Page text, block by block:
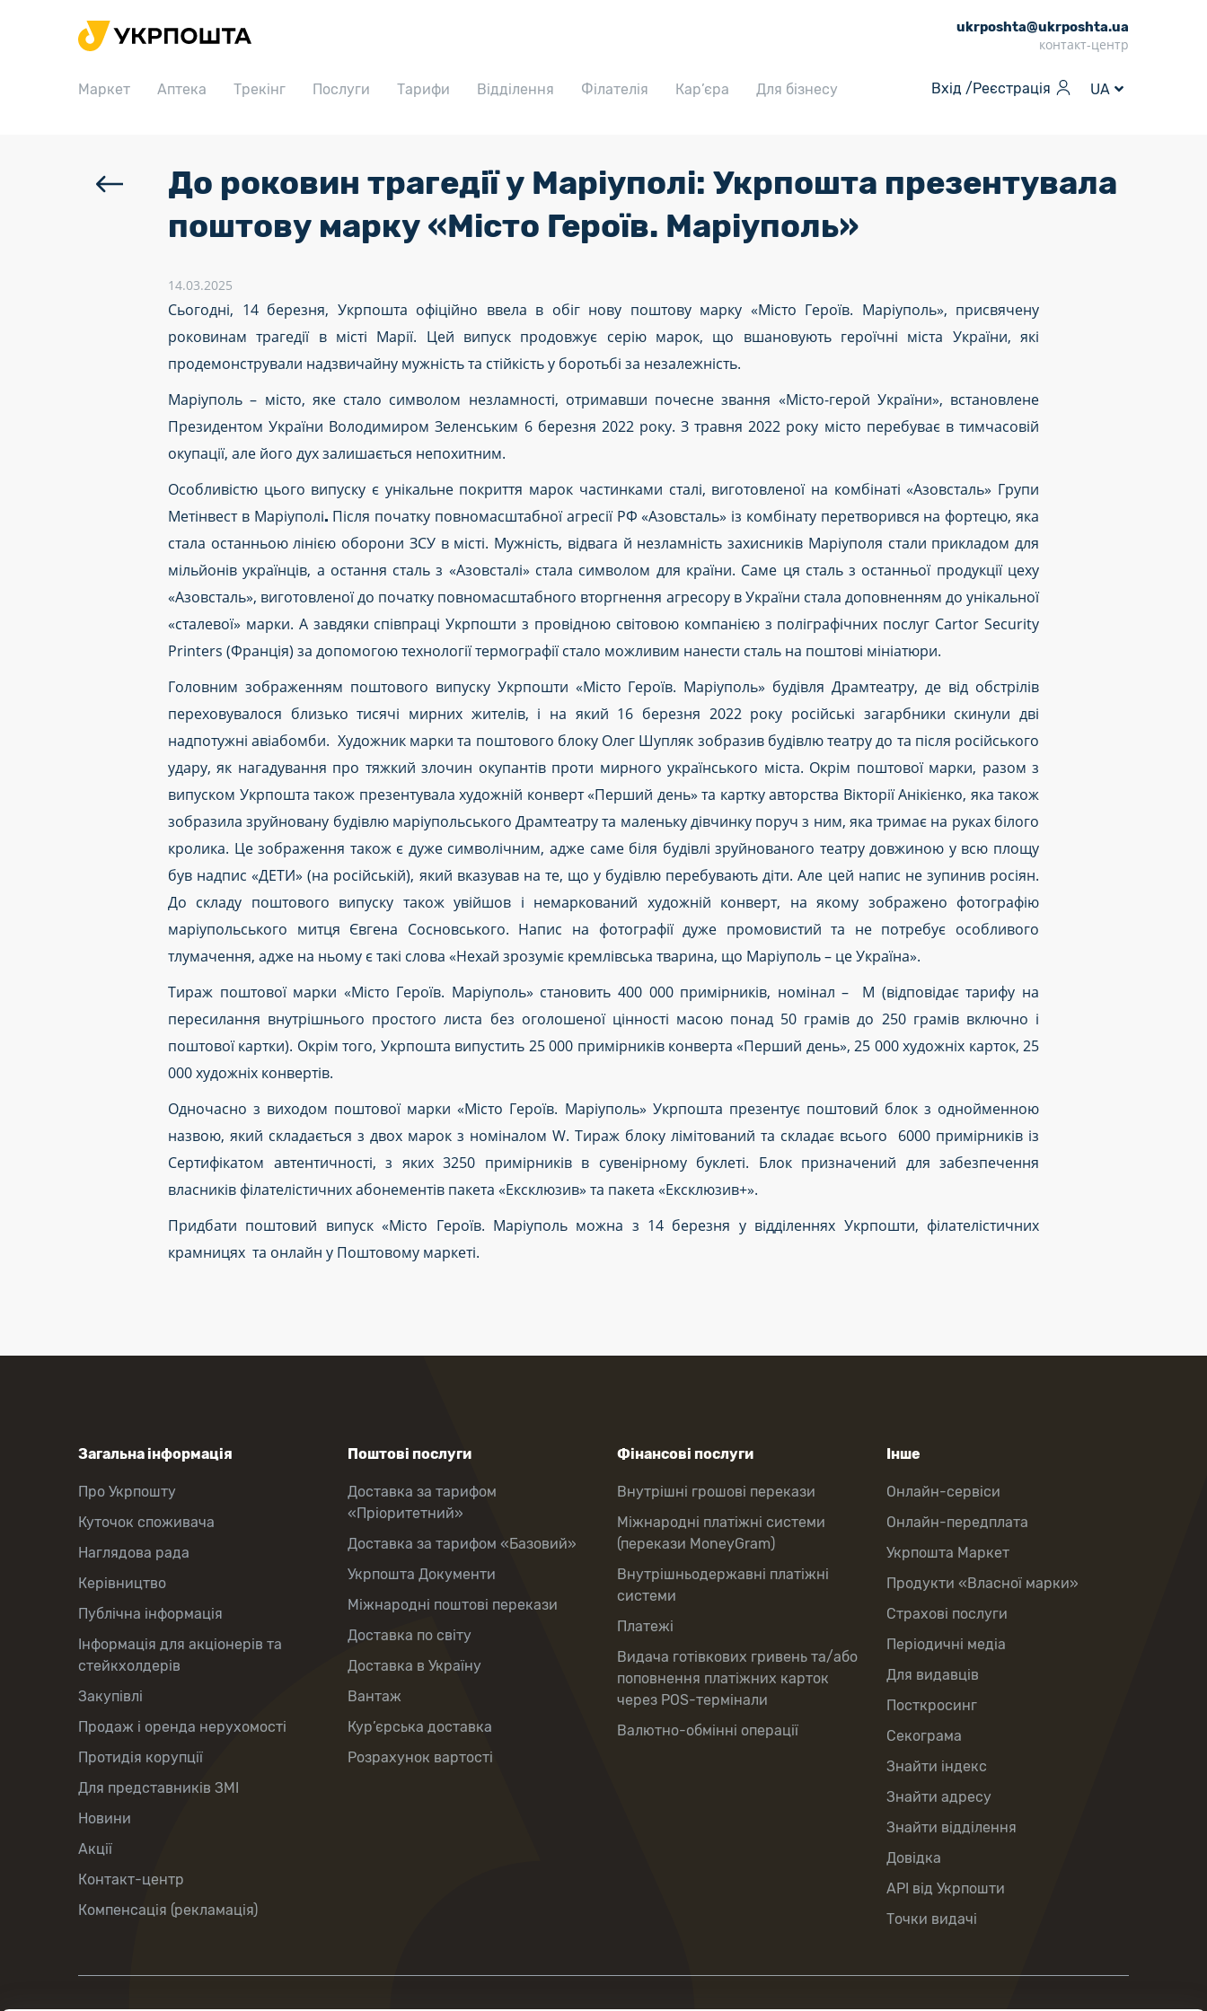
ukrposhta@ukrposhta.ua
контакт-центр
Маркет Аптека Трекінг Послуги Тарифи Відділення Філателія Кар’єра Для бізнесу Вхід /Реєстрація UA
Головна
Аптека
До роковин трагедії у Маріуполі: Укрпошта презентувала
поштову марку «Місто Героїв. Маріуполь»
14.03.2025
Сьогодні, 14 березня, Укрпошта офіційно ввела в обіг нову поштову марку «Місто Героїв. Маріуполь», присвячену
роковинам трагедії в місті Марії. Цей випуск продовжує серію марок, що вшановують героїчні міста України, які
продемонстрували надзвичайну мужність та стійкість у боротьбі за незалежність.
Маріуполь – місто, яке стало символом незламності, отримавши почесне звання «Місто-герой України», встановлене
Президентом України Володимиром Зеленським 6 березня 2022 року. З травня 2022 року місто перебуває в тимчасовій
окупації, але його дух залишається непохитним.
Особливістю цього випуску є унікальне покриття марок частинками сталі, виготовленої на комбінаті «Азовсталь» Групи
Метінвест в Маріуполі. Після початку повномасштабної агресії РФ «Азовсталь» із комбінату перетворився на фортецю, яка
стала останньою лінією оборони ЗСУ в місті. Мужність, відвага й незламність захисників Маріуполя стали прикладом для
мільйонів українців, а остання сталь з «Азовсталі» стала символом для країни. Саме ця сталь з останньої продукції цеху
«Азовсталь», виготовленої до початку повномасштабного вторгнення агресору в України стала доповненням до унікальної
«сталевої» марки. А завдяки співпраці Укрпошти з провідною світовою компанією з поліграфічних послуг Cartor Security
Printers (Франція) за допомогою технології термографії стало можливим нанести сталь на поштові мініатюри.
Головним зображенням поштового випуску Укрпошти «Місто Героїв. Маріуполь» будівля Драмтеатру,де від обстрілів
переховувалося близько тисячі мирних жителів, і на який 16 березня 2022 року російські загарбники скинули дві
надпотужні авіабомби. Художник марки та поштового блоку Олег Шупляк зобразив будівлю театру до та після російського
удару, як нагадування про тяжкий злочин окупантів проти мирного українського міста. Окрім поштової марки, разом з
випуском Укрпошта також презентувала художній конверт «Перший день» та картку авторства Вікторії Анікієнко, яка також
зобразила зруйновану будівлю маріупольського Драмтеатру та маленьку дівчинку поруч з ним, яка тримає на руках білого
кролика. Це зображення також є дуже символічним, адже саме біля будівлі зруйнованого театру довжиною у всю площу
був надпис «ДЕТИ» (на російській), який вказував на те, що у будівлю перебувають діти. Але цей напис не зупинив росіян.
До складу поштового випуску також увійшов і немаркований художній конверт, на якому зображено фотографію
маріупольського митця Євгена Сосновського. Напис на фотографії дуже промовистий та не потребує особливого
тлумачення, адже на ньому є такі слова «Нехай зрозуміє кремлівська тварина, що Маріуполь – це Україна».
Тираж поштової марки «Місто Героїв. Маріуполь» становить 400 000 примірників, номінал – М (відповідає тарифу на
пересилання внутрішнього простого листа без оголошеної цінності масою понад 50 грамів до 250 грамів включно і
поштової картки). Окрім того, Укрпошта випустить 25 000 примірників конверта «Перший день», 25 000 художніх карток, 25
000 художніх конвертів.
Одночасно з виходом поштової марки «Місто Героїв. Маріуполь» Укрпошта презентує поштовий блок з однойменною
назвою, який складається з двох марок з номіналом W. Тираж блоку лімітований та складає всього 6000 примірників із
Сертифікатом автентичності, з яких 3250 примірників в сувенірному буклеті. Блок призначений для забезпечення
власників філателістичних абонементів пакета «Ексклюзив» та пакета «Ексклюзив+».
Придбати поштовий випуск «Місто Героїв. Маріуполь можна з 14 березня у відділеннях Укрпошти, філателістичних
крамницях та онлайн у Поштовому маркеті.
Загальна інформація
Про Укрпошту
Куточок споживача
Наглядова рада
Керівництво
Публічна інформація
Інформація для акціонерів та
стейкхолдерів
Закупівлі
Продаж і оренда нерухомості
Протидія корупції
Для представників ЗМІ
Новини
Акції
Контакт-центр
Компенсація (рекламація)
Поштові послуги
Доставка за тарифом
«Пріоритетний»
Доставка за тарифом «Базовий»
Укрпошта Документи
Міжнародні поштові перекази
Доставка по світу
Доставка в Україну
Вантаж
Кур’єрська доставка
Розрахунок вартості
Фінансові послуги
Внутрішні грошові перекази
Міжнародні платіжні системи
(перекази MoneyGram)
Внутрішньодержавні платіжні
системи
Платежі
Видача готівкових гривень та/або
поповнення платіжних карток
через POS-термінали
Валютно-обмінні операції
Інше
Онлайн-сервіси
Онлайн-передплата
Укрпошта Маркет
Продукти «Власної марки»
Страхові послуги
Періодичні медіа
Для видавців
Посткросинг
Секограма
Знайти індекс
Знайти адресу
Знайти відділення
Довідка
API від Укрпошти
Точки видачі